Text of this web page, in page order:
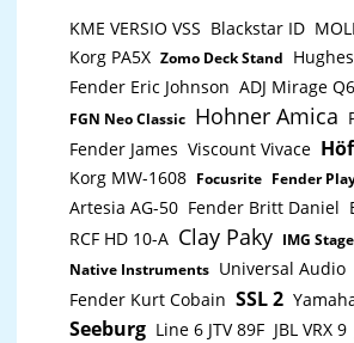
KME VERSIO VSS Blackstar ID
Korg PA5X Zomo Deck Stand
Fender Eric Johnson ADJ Mirage Q6
FGN Neo Classic Hohner Amica
Fender James Viscount Vivace
Korg MW-1608 Focusrite Fender
Artesia AG-50 Fender Britt Daniel
RCF HD 10-A Clay Paky IMG
Native Instruments Universal Audio
Fender Kurt Cobain SSL 2
Seeburg Line 6 JTV 89F JBL VRX 9